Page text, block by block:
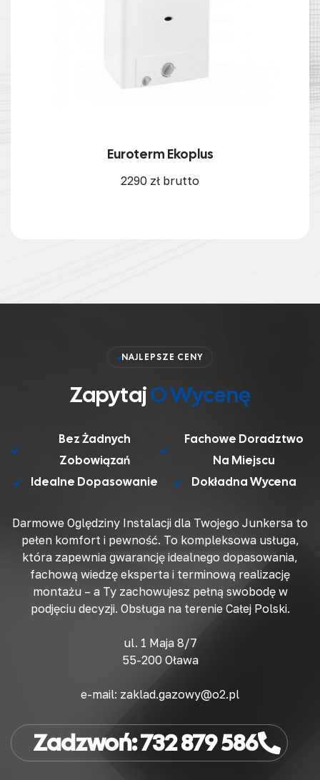
Euroterm Ekoplus
2290 zł brutto
ZapytajO Wycenę
NAJLEPSZE CENY
Bez Żadnych
Zobowiązań
Idealne Dopasowanie
Fachowe Doradztwo
Na Miejscu
Dokładna Wycena
Darmowe Oględziny Instalacji dla Twojego Junkersa to
pełen komfort i pewność. To kompleksowa usługa,
która zapewnia gwarancję idealnego dopasowania,
fachową wiedzę eksperta i terminową realizację
montażu– a Ty zachowujesz pełną swobodę w
podjęciu decyzji. Obsługa na terenie Całej Polski.
ul. 1 Maja 8/7
55-200 Oława
e-mail: zaklad.gazowy@o2.pl
Zadzwoń: 732 879 586